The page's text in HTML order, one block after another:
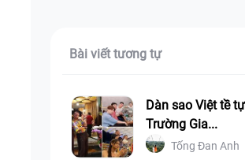
Bài viết tương tự
Dàn sao Việt tề
Trường Gia...
Tống Đan Anh